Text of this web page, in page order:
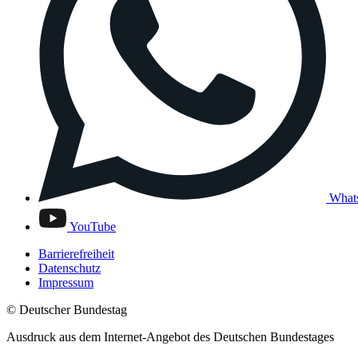
YouTube
Barrierefreiheit
Datenschutz
Impressum
© Deutscher Bundestag
Ausdruck aus dem Internet-Angebot des Deutschen Bundestages